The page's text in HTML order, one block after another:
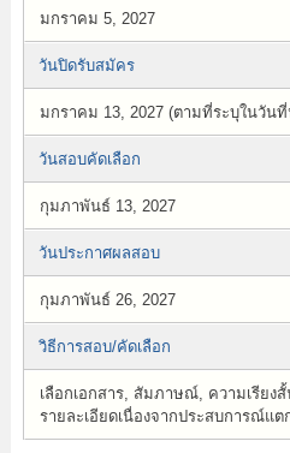
มกราคม 5, 2027
วันปิดรับสมัคร
มกราคม 13, 2027 (ตามที่ระบุในวันที่
วันสอบคัดเลือก
กุมภาพันธ์ 13, 2027
วันประกาศผลสอบ
กุมภาพันธ์ 26, 2027
วิธีการสอบ/คัดเลือก
เลือกเอกสาร, สัมภาษณ์, ความเรียง
รายละเอียดเนื่องจากประสบการณ์แ